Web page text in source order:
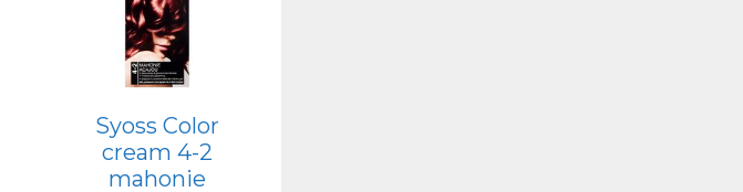
Syoss Color
cream 4-2
mahonie